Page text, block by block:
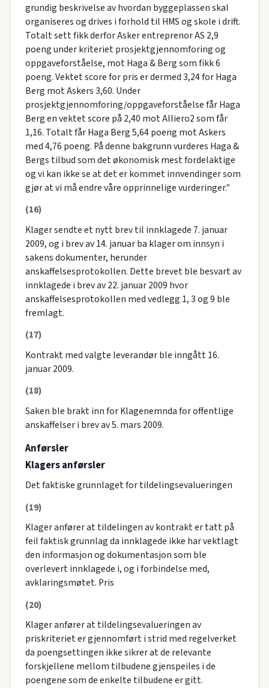
grundig beskrivelse av hvordan byggeplassen skal
organiseres og drives i forhold til HMS og skole i drift.
Totalt sett fikk derfor Asker entreprenor AS 2,9
poeng under kriteriet prosjektgjennomforing og
oppgaveforståelse, mot Haga & Berg som fikk 6
poeng. Vektet score for pris er dermed 3,24 for Haga
Berg mot Askers 3,60. Under
prosjektgjennomforing/oppgaveforståelse får Haga
Berg en vektet score på 2,40 mot Alliero2 som får
1,16. Totalt får Haga Berg 5,64 poeng mot Askers
med 4,76 poeng. På denne bakgrunn vurderes Haga &
Bergs tilbud som det økonomisk mest fordelaktige
og vi kan ikke se at det er kommet innvendinger som
gjør at vi må endre våre opprinnelige vurderinger."
(16)
Klager sendte et nytt brev til innklagede 7. januar
2009, og i brev av 14. januar ba klager om innsyn i
sakens dokumenter, herunder
anskaffelsesprotokollen. Dette brevet ble besvart av
innklagede i brev av 22. januar 2009 hvor
anskaffelsesprotokollen med vedlegg 1, 3 og 9 ble
fremlagt.
(17)
Kontrakt med valgte leverandør ble inngått 16.
januar 2009.
(18)
Saken ble brakt inn for Klagenemnda for offentlige
anskaffelser i brev av 5. mars 2009.
Anførsler
Klagers anførsler
Det faktiske grunnlaget for tildelingsevalueringen
(19)
Klager anfører at tildelingen av kontrakt er tatt på
feil faktisk grunnlag da innklagede ikke har vektlagt
den informasjon og dokumentasjon som ble
overlevert innklagede i, og i forbindelse med,
avklaringsmøtet. Pris
(20)
Klager anfører at tildelingsevalueringen av
priskriteriet er gjennomført i strid med regelverket
da poengsettingen ikke sikrer at de relevante
forskjellene mellom tilbudene gjenspeiles i de
poengene som de enkelte tilbudene er gitt.